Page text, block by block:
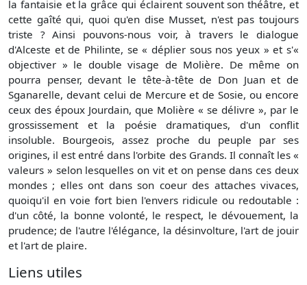
la fantaisie et la grâce qui éclairent souvent son théâtre, et
cette gaîté qui, quoi qu'en dise Musset, n'est pas toujours
triste ? Ainsi pouvons-nous voir, à travers le dialogue
d'Alceste et de Philinte, se « déplier sous nos yeux » et s'«
objectiver » le double visage de Molière. De même on
pourra penser, devant le tête-à-tête de Don Juan et de
Sganarelle, devant celui de Mercure et de Sosie, ou encore
ceux des époux Jourdain, que Molière « se délivre », par le
grossissement et la poésie dramatiques, d'un conflit
insoluble. Bourgeois, assez proche du peuple par ses
origines, il est entré dans l'orbite des Grands. Il connaît les «
valeurs » selon lesquelles on vit et on pense dans ces deux
mondes ; elles ont dans son coeur des attaches vivaces,
quoiqu'il en voie fort bien l'envers ridicule ou redoutable :
d'un côté, la bonne volonté, le respect, le dévouement, la
prudence; de l'autre l'élégance, la désinvolture, l'art de jouir
et l'art de plaire.
Liens utiles